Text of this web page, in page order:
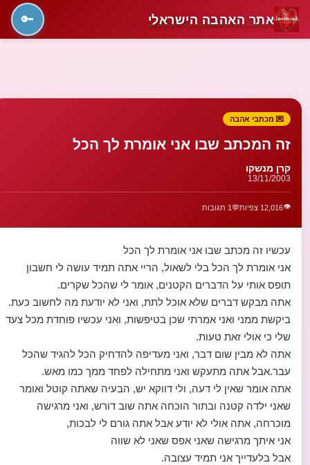
אתר האהבה הישראלי 🔑
💌 מכתבי אהבה
זה המכתב שבו אני אומרת לך הכל
קרן מנשקו
13/11/2003
👁️12,016 צפיות 💬 1 תגובות
עכשיו זה מכתב שבו אני אומרת לך הכל
אני אומרת לך הכל בלי לשאול, הריי אתה תמיד עושה לי חשבון
תופס אותי על הדברים הקטנים, אומר לי שהכל שקרים.
אתה מבקש דברים שלא אוכל לתת, ואני לא יודעת מה לחשוב כעת.
ביקשת ממני ואני אמרתי שכן בטיפשות, ואני עכשיו פוחדת מכל צעד
שלי כי אולי זאת טעות.
אתה לא מבין שום דבר, ואני מעדיפה להדחיק הכל להגיד שהכל
עבר.אבל אתה מתעקש ואני מתחילה לפחד ממך כמו מאש.
אתה אומר שאין לי דעה, ולי דווקא יש, הבעיה שאתה קוטל ואומר
שאני ילדה קטנה ובתור הוכחה אתה שוב דורש, ואני מרגישה
מוכרחה, אתה אולי לא יודע אבל אתה גורם לי לבכות,
אני איתך מרגישה שאני אפס שאני לא שווה
אבל בלעדייך אני תמיד עצובה.